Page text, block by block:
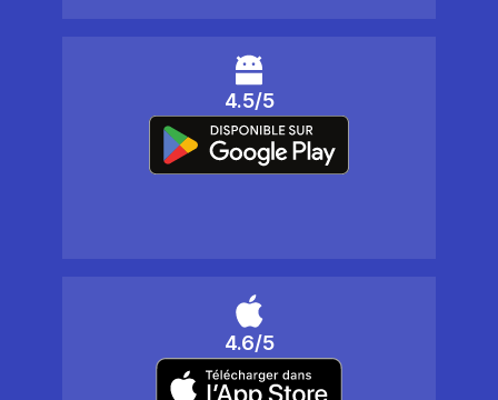
4.5/5
4.6/5